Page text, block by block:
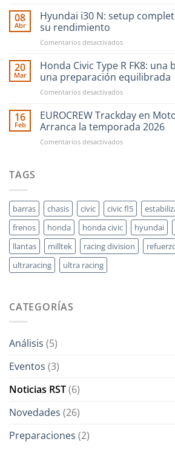
Motorsport
fácil
nunca
Ultra
Shifter:
nueva
de
entender
cambio
08
Abr
Hyundai i30 N: setup
su rendimiento
Comentarios desactivadosen
i30
setup
completo
aumentar
su
20
Mar
Honda Civic Type R FK8: una
una preparación equilibrada
Comentarios desactivadosen
Civic
Type
R
FK8:
preparación
equilibrada
16
Feb
EUROCREW Trackday en
Arranca la temporada 2026
Comentarios desactivadosen
Arranca
la
temporada
2026
TAGS
barras chasis civic civic fl5
frenos
honda honda civic hyundai
llantas
milltek racing division
ultraracing
ultra racing
CATEGORÍAS
Análisis (5)
Eventos (3)
Noticias RST(6)
Novedades (26)
Preparaciones (2)